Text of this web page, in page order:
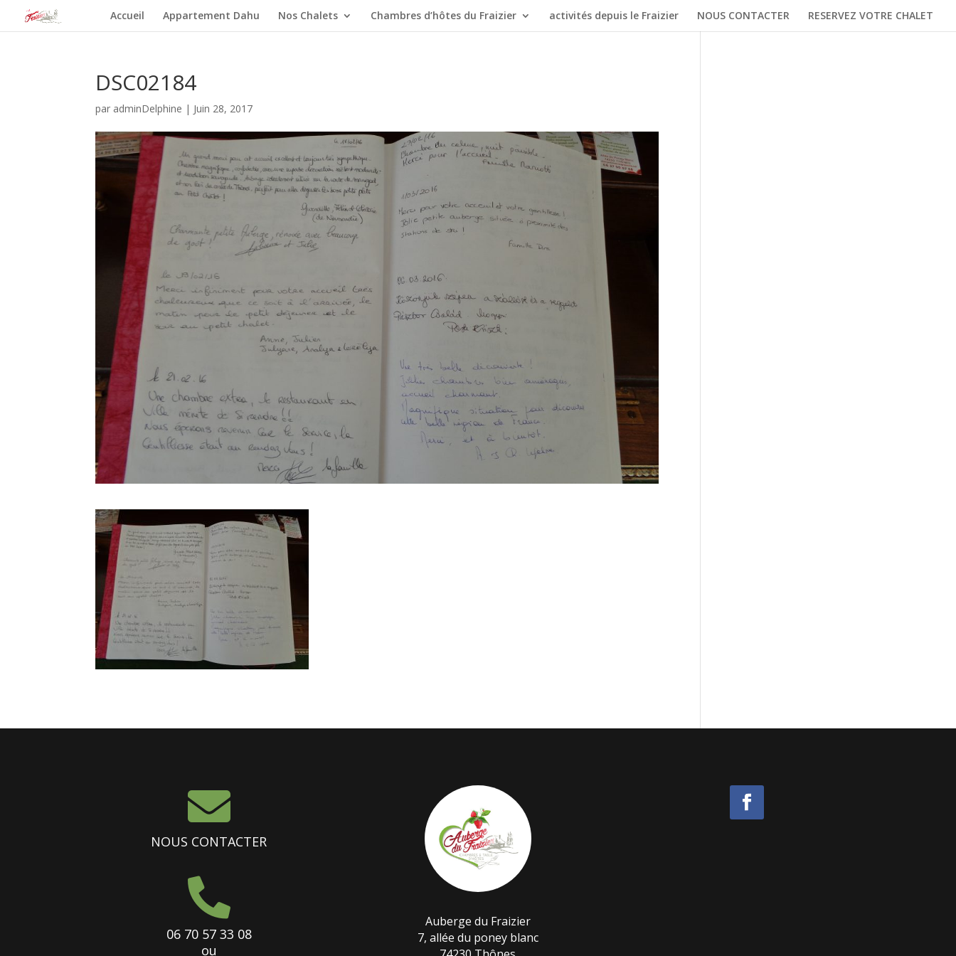
Accueil Appartement Dahu Nos Chalets Chambres d’hôtes du Fraizier activités depuis le Fraizier NOUS CONTACTER RESERVEZ VOTRE CHALET
DSC02184
par adminDelphine | Juin 28, 2017

NOUS CONTACTER

06 70 57 33 08
ou
Auberge du Fraizier
7, allée du poney blanc